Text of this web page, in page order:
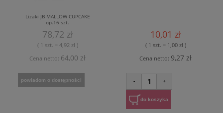
Lizaki JB MALLOW CUPCAKE
op.16 szt.
78,72 zł
( 1 szt. = 4,92 zł )
Cena netto: 64,00 zł
powiadom o dostępności
10,01 zł
( 1 szt. = 1,00 zł )
Cena netto: 9,27 zł
- 1 +
do koszyka